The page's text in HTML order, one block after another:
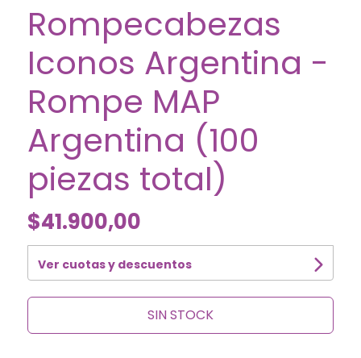
Rompecabezas
Iconos Argentina -
Rompe MAP
Argentina (100
piezas total)
$41.900,00
Ver cuotas y descuentos
SIN STOCK